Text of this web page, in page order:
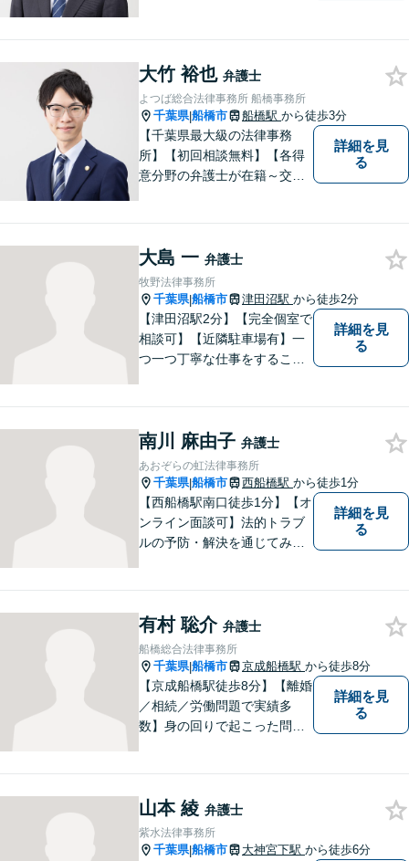
大竹 裕也 弁護士
よつば総合法律事務所 船橋事務所
千葉県|船橋市 船橋駅 から徒歩3分
【千葉県最大級の法律事務
所】【初回相談無料】【各得
意分野の弁護士が在籍～交通
詳細を見
る
大島 一 弁護士
牧野法律事務所
千葉県|船橋市 津田沼駅 から徒歩2分
【津田沼駅2分】【完全個室で
相談可】【近隣駐車場有】一
つ一つ丁寧な仕事をすること
葉県船橋市の牧野法律事務所
へお気軽にご相談下さい。
詳細を見
る
南川 麻由子 弁護士
あおぞらの虹法律事務所
千葉県|船橋市 西船橋駅 から徒歩1分
【西船橋駅南口徒歩1分】【オ
ンライン面談可】法的トラブ
ルの予防・解決を通じてみな
お気軽にお問い合わせくださ
い。
詳細を見
る
有村 聡介 弁護士
船橋総合法律事務所
千葉県|船橋市 京成船橋駅 から徒歩8分
【京成船橋駅徒歩8分】【離婚
／相続／労働問題で実績多
数】身の回りで起こった問題
す！複数弁護士在籍で、複雑
な事件にも迅速に対処可能！
【夜間・土日相談可】
詳細を見
る
山本 綾 弁護士
紫水法律事務所
千葉県|船橋市 大神宮下駅 から徒歩6分